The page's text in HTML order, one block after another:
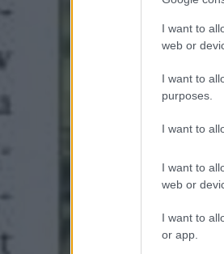
I want to
web or
I want to
purposes.
I want to
I want to
web or
I want to
or app.